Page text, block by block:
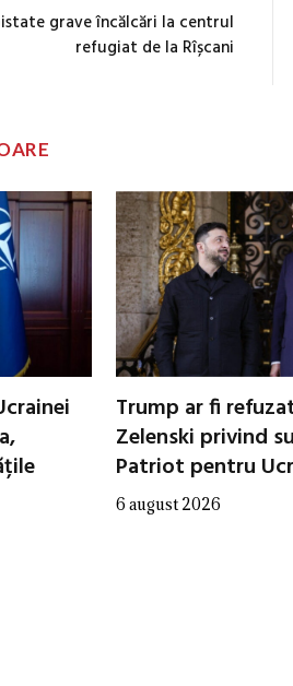
grave încălcări la centrul
refugiat de la Rîșcani
Trump ar fi
Zelenski privind
Patriot pentru
6 august 2026